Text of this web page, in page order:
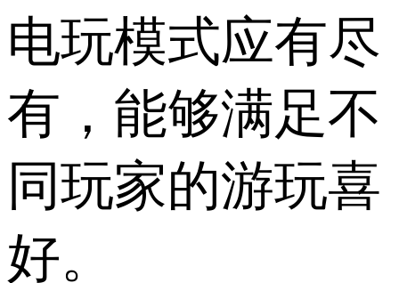
电玩模式应有尽
有，能够满足不
同玩家的游玩喜
好。